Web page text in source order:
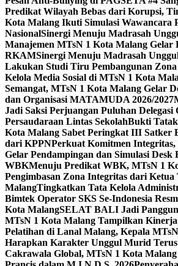
Predikat Wilayah Bebas dari Korupsi,
Kota Malang Ikuti Simulasi Wawancara
NasionalSinergi Menuju Madrasah
Manajemen MTsN 1 Kota Malang Gelar
RKAMSinergi Menuju Madrasah
Lakukan Studi Tiru Pembangunan
Kelola Media Sosial di MTsN 1 Kota
Semangat, MTsN 1 Kota Malang Gelar
dan Organisasi MATAMUDA 2026/2027
Jadi Saksi Perjuangan Puluhan Delegasi
Persaudaraan Lintas SekolahBukti
Kota Malang Sabet Peringkat III Satker
dari KPPNPerkuat Komitmen
Gelar Pendampingan dan Simulasi
WBKMenuju Predikat WBK, MTsN 1
Pengimbasan Zona Integritas dari
MalangTingkatkan Tata Kelola
Bimtek Operator SKS Se-Indonesia
Kota MalangSELAT BALI Jadi
MTsN 1 Kota Malang Tampilkan
Pelatihan di Lanal Malang, Kepala
Harapkan Karakter Unggul Murid
Cakrawala Global, MTsN 1 Kota